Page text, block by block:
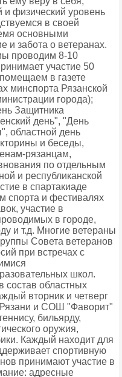
и физический уровень
в своей
основными
и забота о ветеранах.
проводим 8-10
участие 50
в газете
минспорта Рязанской
города);
Защитника
день", "День
областной день
и беседы,
рязанцам,
по отдельным
и республиканской
в спартакиаде
спорта и фестивалях
участие в
в городе,
и т.д. Многие ветераны
Совета ветеранов
при встречах с
школ.
состав областных
вторник и четверг
и СОШ "Фаворит"
бильярду,
оружия,
Каждый находит для
спортивную
принимают участие в
адресные